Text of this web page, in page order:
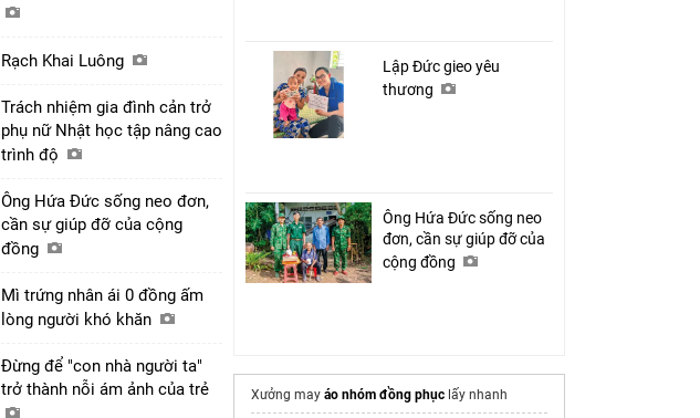
Rạch Khai Luông
Trách nhiệm gia đình cản trở
phụ nữ Nhật học tập nâng cao
trình độ
Ông Hứa Đức sống neo đơn,
cần sự giúp đỡ của cộng
đồng
Mì trứng nhân ái 0 đồng ấm
lòng người khó khăn
Đừng để "con nhà người ta"
trở thành nỗi ám ảnh của trẻ
Lập Đức gieo yêu
thương
Ông Hứa Đức sống neo
đơn, cần sự giúp đỡ của
cộng đồng
Xưởng may áo nhóm đồng phục lấy nhanh